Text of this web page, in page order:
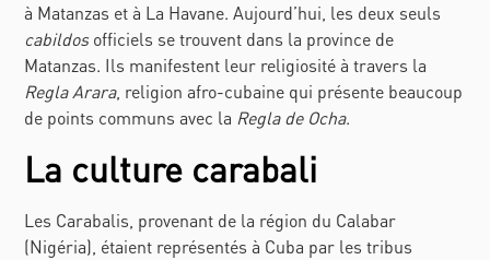
à Matanzas et à La Havane. Aujourd’hui, les deux seuls
cabildosofficiels se trouvent dans la province de
Matanzas. Ils manifestent leur religiosité à travers la
Regla Arara, religion afro-cubaine qui présente beaucoup
de points communs avec la Regla de Ocha.
La culture carabali
Les Carabalis, provenant de la région du Calabar
(Nigéria), étaient représentés à Cuba par les tribus